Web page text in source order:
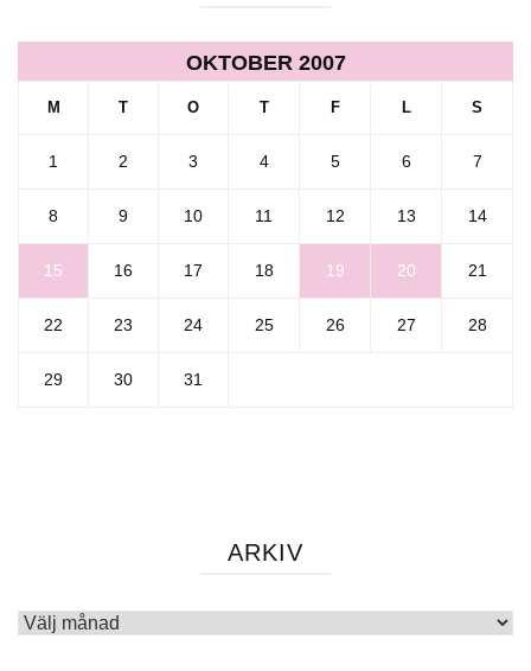
OKTOBER 2007
M T O T F L S
1 2 3 4 5 6 7
8 9 10 11 12 13 14
15 16 17 18 19 20 21
22 23 24 25 26 27 28
29 30 31
ARKIV
Arkiv